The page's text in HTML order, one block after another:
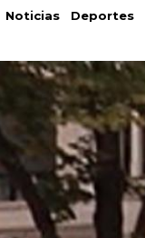
Noticias Deportes